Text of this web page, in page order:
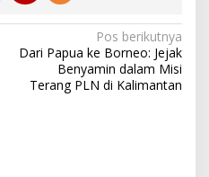
Pos berikutnya
Dari Papua ke Borneo: Jejak
Benyamin dalam Misi
Terang PLN di Kalimantan